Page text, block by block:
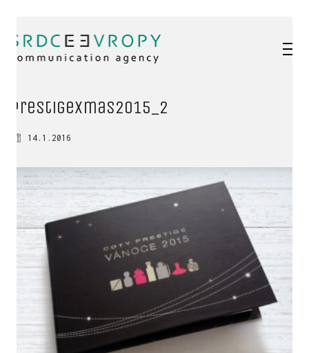
prestigeXmas2015_2
14.1.2016